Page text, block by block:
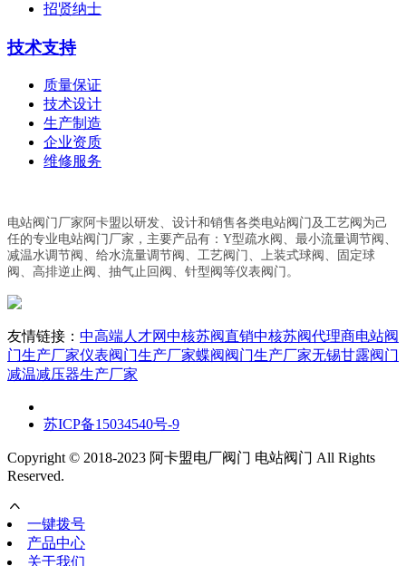
招贤纳士
技术支持
质量保证
技术设计
生产制造
企业资质
维修服务
电站阀门厂家阿卡盟以研发、设计和销售各类电站阀门及工艺阀为己
任的专业电站阀门厂家，主要产品有：Y型疏水阀、最小流量调节阀、
减温水调节阀、给水流量调节阀、工艺阀门、上装式球阀、固定球
阀、高排逆止阀、抽气止回阀、针型阀等仪表阀门。
友情链接： 中高端人才网中核苏阀直销中核苏阀代理商电站阀
门生产厂家仪表阀门生产厂家蝶阀阀门生产厂家无锡甘露阀门
减温减压器生产厂家
苏ICP备15034540号-9
Copyright © 2018-2023 阿卡盟电厂阀门 电站阀门 All Rights
Reserved.
一键拨号
产品中心
关于我们